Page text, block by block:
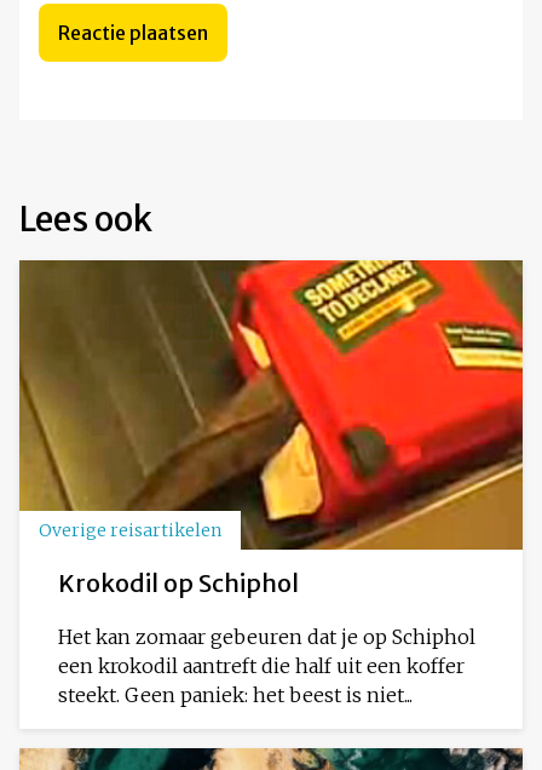
Lees ook
Overige reisartikelen
Krokodil op Schiphol
Het kan zomaar gebeuren dat je op Schiphol
een krokodil aantreft die half uit een koffer
steekt. Geen paniek: het beest is niet...